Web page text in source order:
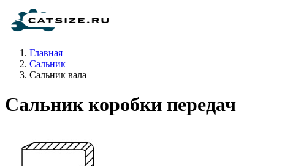
Главная
Сальник
Сальник вала
Сальник коробки передач